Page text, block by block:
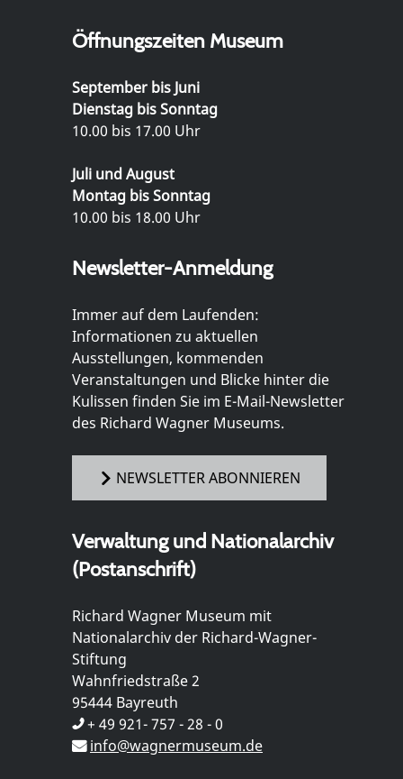
Öffnungszeiten Museum
September bis Juni
Dienstag bis Sonntag
10.00 bis 17.00 Uhr
Juli und August
Montag bis Sonntag
10.00 bis 18.00 Uhr
Newsletter-Anmeldung
Immer auf dem Laufenden:
Informationen zu aktuellen
Ausstellungen, kommenden
Veranstaltungen und Blicke hinter die
Kulissen finden Sie im E-Mail-Newsletter
des Richard Wagner Museums.
NEWSLETTER ABONNIEREN
Verwaltung und Nationalarchiv
(Postanschrift)
Richard Wagner Museum mit
Nationalarchiv der Richard-Wagner-
Stiftung
Wahnfriedstraße 2
95444 Bayreuth
+ 49 921- 757 - 28 - 0
info@wagnermuseum.de